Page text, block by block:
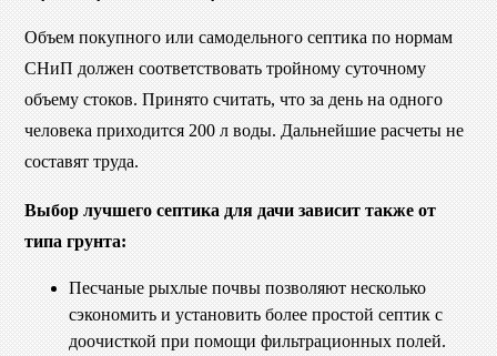
Объем покупного или самодельного септика по нормам
СНиП должен соответствовать тройному суточному
объему стоков. Принято считать, что за день на одного
человека приходится 200 л воды. Дальнейшие расчеты не
составят труда.
Выбор лучшего септика для дачи зависит также от
типа грунта:
Песчаные рыхлые почвы позволяют несколько
сэкономить и установить более простой септик с
доочисткой при помощи фильтрационных полей.